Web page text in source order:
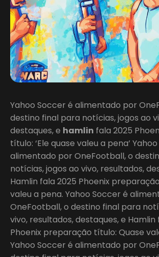
Yahoo Soccer é alimentado por
destino final para notícias, jogos ao
destaques, e hamlin fala 2025
título: ‘Ele quase valeu a pena’
alimentado por OneFootball, o
notícias, jogos ao vivo, resultados,
Hamlin fala 2025 Phoenix
valeu a pena. Yahoo Soccer é
OneFootball, o destino final para
vivo, resultados, destaques, e Hamlin
Phoenix preparação título: Quase
Yahoo Soccer é alimentado por